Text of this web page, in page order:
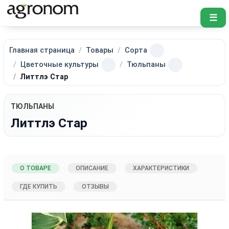
☰
Главная страница Товары
Сорта
Цветочные культуры
Тюльпаны
Литтлэ Стар
ТЮЛЬПАНЫ
Литтлэ Стар
О ТОВАРЕ ОПИСАНИЕ ХАРАКТЕРИСТИКИ
ГДЕ КУПИТЬ ОТЗЫВЫ